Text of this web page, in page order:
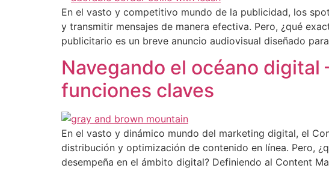
En el vasto y competitivo mundo de la publicidad, los
y transmitir mensajes de manera efectiva. Pero, ¿qué
publicitario es un breve anuncio audiovisual diseñado
Navegando el océano digital
funciones claves
En el vasto y dinámico mundo del marketing digital, el
distribución y optimización de contenido en línea. Pero,
desempeña en el ámbito digital? Definiendo al Content